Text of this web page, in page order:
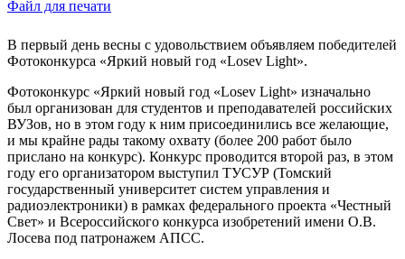
Файл для печати
В первый день весны с удовольствием объявляем победителей
Фотоконкурса «Яркий новый год «Losev Light».
Фотоконкурс «Яркий новый год «Losev Light» изначально
был организован для студентов и преподавателей российских
ВУЗов, но в этом году к ним присоединились все желающие,
и мы крайне рады такому охвату (более 200 работ было
прислано на конкурс). Конкурс проводится второй раз, в этом
году его организатором выступил ТУСУР (Томский
государственный университет систем управления и
радиоэлектроники) в рамках федерального проекта «Честный
Свет» и Всероссийского конкурса изобретений имени О.В.
Лосева под патронажем АПСС.